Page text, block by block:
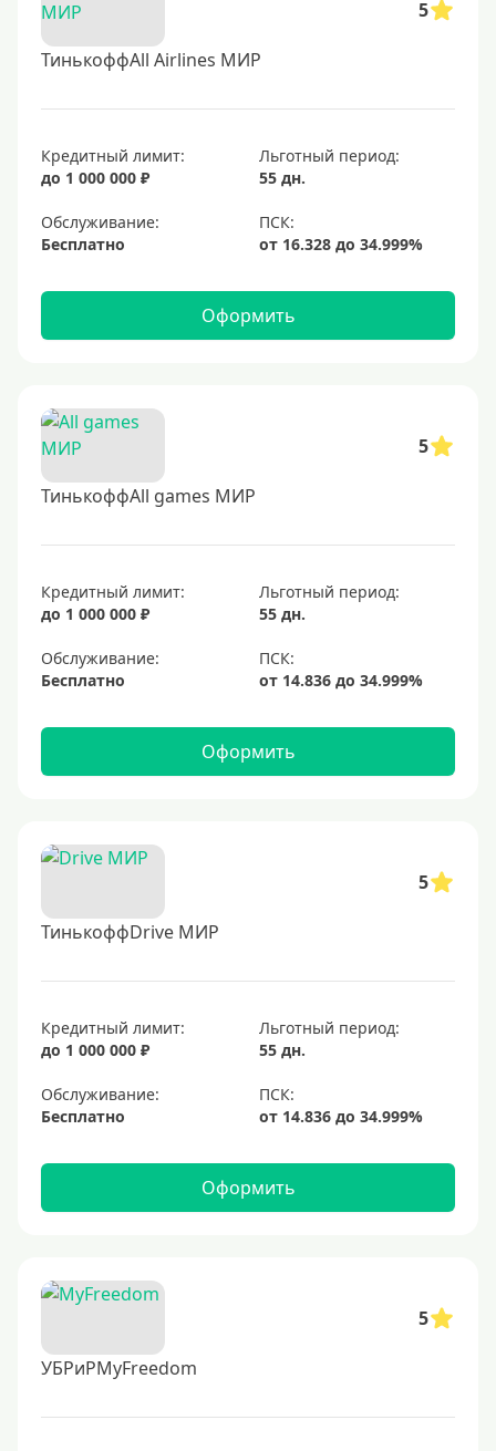
5
ТинькоффAll Airlines МИР
Кредитный лимит:
до 1 000 000 ₽
Льготный период:
55 дн.
Обслуживание:
Бесплатно
Оформить
5
ТинькоффAll games МИР
Кредитный лимит:
до 1 000 000 ₽
Льготный период:
55 дн.
Обслуживание:
Бесплатно
Оформить
5
ТинькоффDrive МИР
Кредитный лимит:
до 1 000 000 ₽
Льготный период:
55 дн.
Обслуживание:
Бесплатно
Оформить
5
УБРиРMyFreedom